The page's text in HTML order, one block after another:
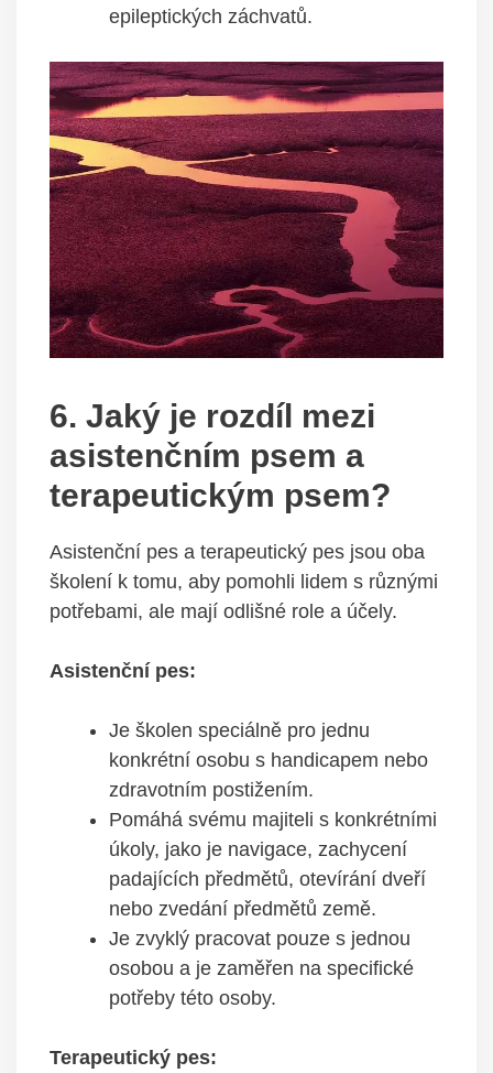
epileptických záchvatů.
6. Jaký je rozdíl mezi
asistenčním psem a
terapeutickým psem?
Asistenční pes a terapeutický pes jsou oba
školení k tomu, aby pomohli lidem s různými
potřebami, ale mají odlišné role a účely.
Asistenční pes:
Je školen speciálně pro jednu
konkrétní osobu s handicapem nebo
zdravotním postižením.
Pomáhá svému majiteli s konkrétními
úkoly, jako je navigace, zachycení
padajících předmětů, otevírání dveří
nebo zvedání předmětů země.
Je zvyklý pracovat pouze s jednou
osobou a je zaměřen na specifické
potřeby této osoby.
Terapeutický pes: